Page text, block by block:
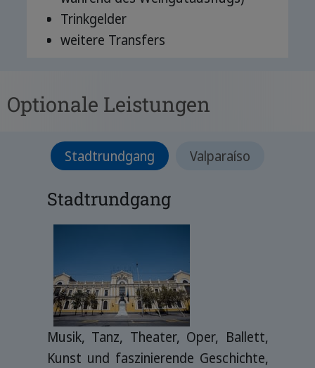
Trinkgelder
weitere Transfers
Optionale Leistungen
Stadtrundgang Valparaíso
Stadtrundgang
Musik, Tanz, Theater, Oper, Ballett,
Kunst und faszinierende Geschichte,